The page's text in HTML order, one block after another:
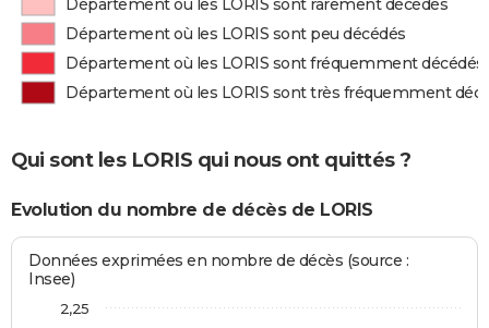
Département où les LORIS sont rarement décédés
Département où les LORIS sont peu décédés
Département où les LORIS sont fréquemment décédés
Département où les LORIS sont très fréquemment
Qui sont les LORIS qui nous ont quittés ?
Evolution du nombre de décès de LORIS
Données exprimées en nombre de décès (source :
Insee)
2,25